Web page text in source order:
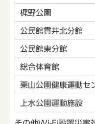
梶野公園
公民館貫井北分館
公民館東分館
総合体育館
栗山公園健康運動セ
上水公園運動施設